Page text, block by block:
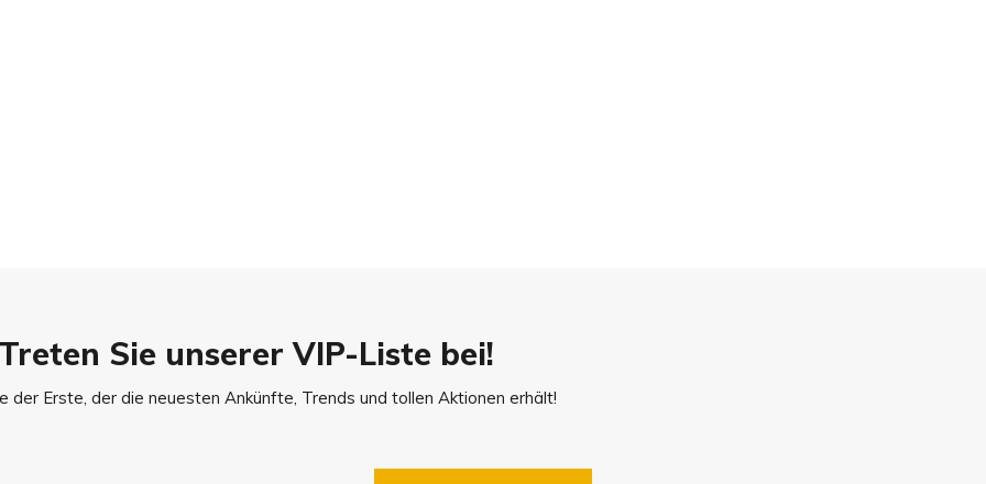
Treten Sie unserer VIP-Liste bei!
der Erste, der die neuesten Ankünfte, Trends und tollen Aktionen erhält!